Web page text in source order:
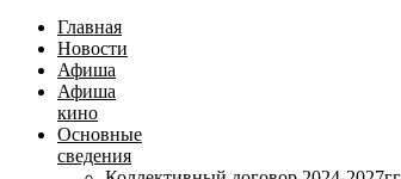
Главная
Новости
Афиша
Афиша
кино
Основные
сведения